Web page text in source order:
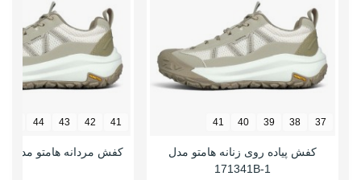
37
38
39
40
41
کفش پیاده روی زنانه هامتو مدل
171341B-1
41
42
43
44
کفش مردانه هامتو مدل 171341A-1